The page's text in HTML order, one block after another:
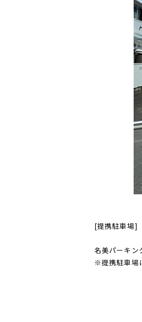
[提携駐車場]
名美パーキン
※提携駐車場